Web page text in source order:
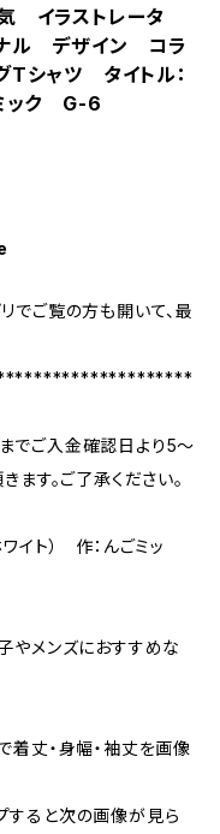
イラストレータ
ル デザイン コラ
ャツ タイトル：
ック G-6
でご覧の方も開いて、最
でご入金確認日より5〜
ます。ご了承ください。
イト） 作：んごミッ
やメンズにおすすめな
着丈・身幅・袖丈を画像
すると次の画像が見ら